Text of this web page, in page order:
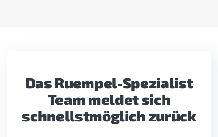
Das Ruempel-Spezialist
Team meldet sich
schnellstmöglich zurück